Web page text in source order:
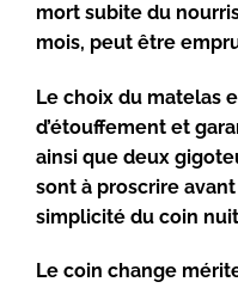
mort subite du
mois, peut être
Le choix du matelas
d’étouffement et
ainsi que deux
sont à proscrire
simplicité du coin
Le coin change